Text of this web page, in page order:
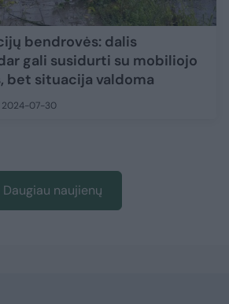
bendrovės: dalis
gali susidurti su mobiliojo
bet situacija valdoma
2024-07-30
Daugiau naujienų